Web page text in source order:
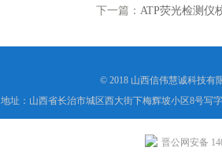
下一篇： ATP荧光检测仪
© 2018 山西信伟慧诚科技有
地址：山西省长治市城区西大街下梅辉坡小区8号写
晋公网安备